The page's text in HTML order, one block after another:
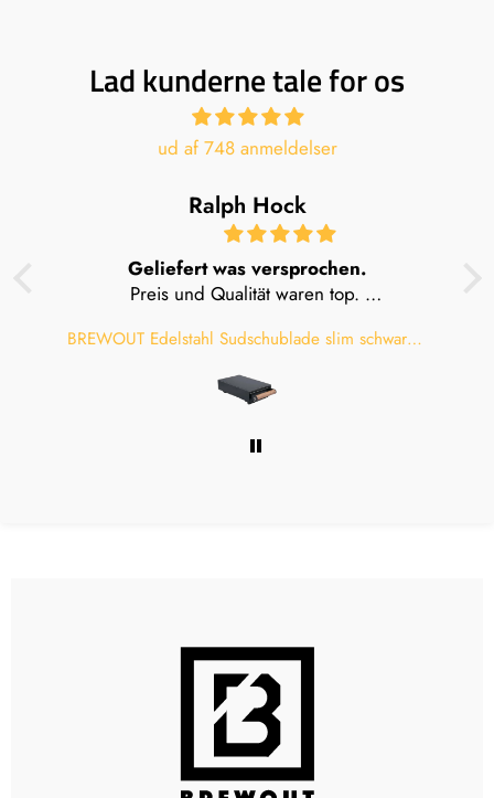
Lad kunderne tale for os
ud af 748 anmeldelser
Ralph Hock
Geliefert was versprochen.
Preis und Qualität waren top.
Brewout entscheiden.
BREWOUT Edelstahl Sudschublade slim schwarz mit Holzgriff klein